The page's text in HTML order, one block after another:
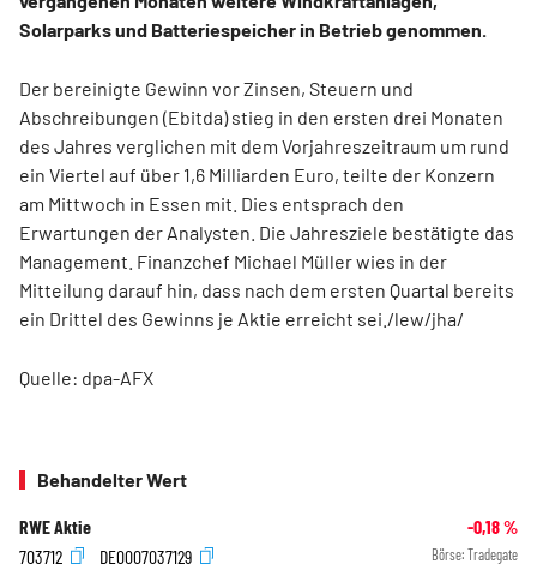
Solarparks und Batteriespeicher in Betrieb genommen.
Der bereinigte Gewinn vor Zinsen, Steuern und
Abschreibungen (Ebitda) stieg in den ersten drei Monaten
des Jahres verglichen mit dem Vorjahreszeitraum um rund
ein Viertel auf über 1,6 Milliarden Euro, teilte der Konzern
am Mittwoch in Essen mit. Dies entsprach den
Erwartungen der Analysten. Die Jahresziele bestätigte das
Management. Finanzchef Michael Müller wies in der
Mitteilung darauf hin, dass nach dem ersten Quartal bereits
ein Drittel des Gewinns je Aktie erreicht sei./lew/jha/
Quelle: dpa-AFX
Behandelter Wert
RWE Aktie -0,18%
703712
DE0007037129 Börse: Tradegate